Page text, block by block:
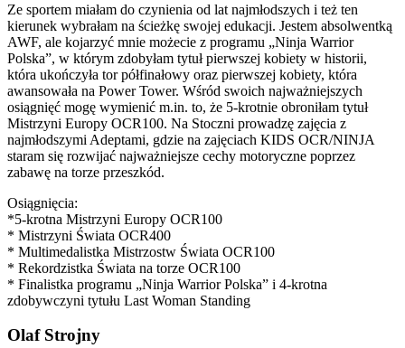
Ze sportem miałam do czynienia od lat najmłodszych i też ten
kierunek wybrałam na ścieżkę swojej edukacji. Jestem absolwentką
AWF, ale kojarzyć mnie możecie z programu „Ninja Warrior
Polska”, w którym zdobyłam tytuł pierwszej kobiety w historii,
która ukończyła tor półfinałowy oraz pierwszej kobiety, która
awansowała na Power Tower. Wśród swoich najważniejszych
osiągnięć mogę wymienić m.in. to, że 5-krotnie obroniłam tytuł
Mistrzyni Europy OCR100. Na Stoczni prowadzę zajęcia z
najmłodszymi Adeptami, gdzie na zajęciach KIDS OCR/NINJA
staram się rozwijać najważniejsze cechy motoryczne poprzez
zabawę na torze przeszkód.
Osiągnięcia:
*5-krotna Mistrzyni Europy OCR100
* Mistrzyni Świata OCR400
* Multimedalistka Mistrzostw Świata OCR100
* Rekordzistka Świata na torze OCR100
* Finalistka programu „Ninja Warrior Polska” i 4-krotna
zdobywczyni tytułu Last Woman Standing
Olaf Strojny